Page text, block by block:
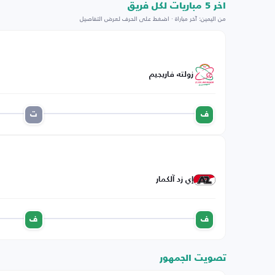
اخر 5 مباريات لكل فريق
من اليمين: آخر مباراة · اضغط على الحرف لعرض التفاصيل
زولته فاريجيم
ف ت
إي زد آلكمار
ف ف
تصويت الجمهور